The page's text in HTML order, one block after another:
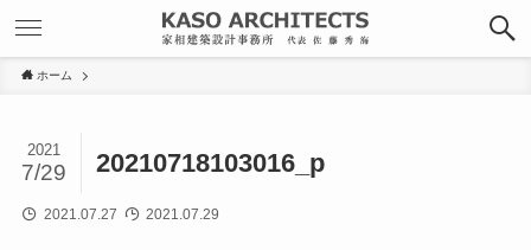
ホーム
20210718103016_p
2021
7/29
2021.07.27 2021.07.29